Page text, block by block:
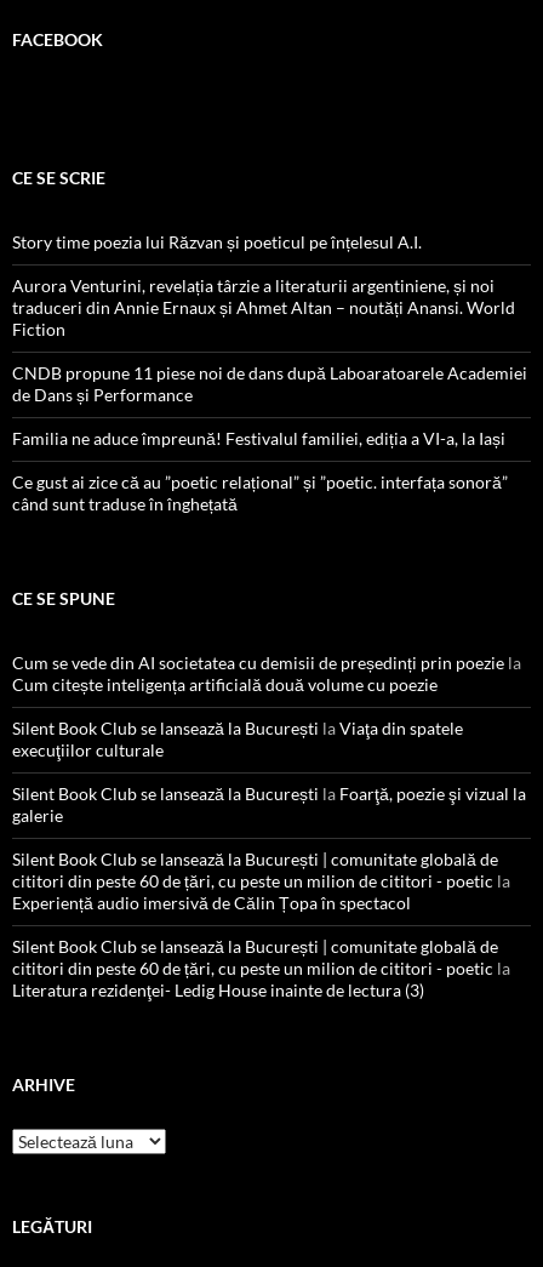
FACEBOOK
CE SE SCRIE
Story time poezia lui Răzvan și poeticul pe înțelesul A.I.
Aurora Venturini, revelația târzie a literaturii argentiniene, și noi
traduceri din Annie Ernaux și Ahmet Altan – noutăți Anansi. World
Fiction
CNDB propune 11 piese noi de dans după Laboaratoarele Academiei
de Dans și Performance
Familia ne aduce împreună! Festivalul familiei, ediția a VI-a, la Iași
Ce gust ai zice că au ”poetic relațional” și ”poetic. interfața sonoră”
când sunt traduse în înghețată
CE SE SPUNE
Cum se vede din AI societatea cu demisii de președinți prin poezie la
Cum citește inteligența artificială două volume cu poezie
Silent Book Club se lansează la București laViaţa din spatele
execuţiilor culturale
Silent Book Club se lansează la București la Foarţă, poezie şi vizual la
galerie
Silent Book Club se lansează la București | comunitate globală de
cititori din peste 60 de țări, cu peste un milion de cititori - poetic la
Experiență audio imersivă de Călin Țopa în spectacol
Silent Book Club se lansează la București | comunitate globală de
cititori din peste 60 de țări, cu peste un milion de cititori - poetic la
Literatura rezidenţei- Ledig House inainte de lectura (3)
ARHIVE
Arhive
LEGĂTURI